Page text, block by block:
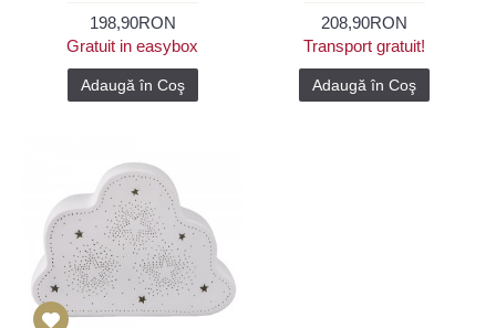
198,90RON
Gratuit in easybox
Adaugă în Coş
208,90RON
Transport gratuit!
Adaugă în Coş